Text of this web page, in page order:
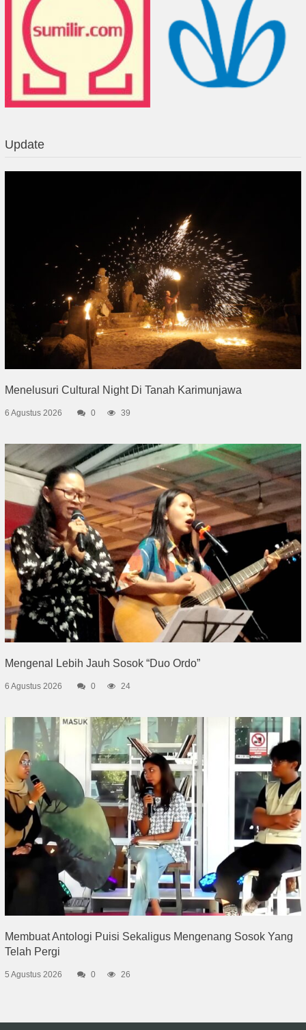
Update
Menelusuri Cultural Night Di Tanah Karimunjawa
6 Agustus 2026 0 39
Mengenal Lebih Jauh Sosok “Duo Ordo”
6 Agustus 2026 0 24
Membuat Antologi Puisi Sekaligus Mengenang Sosok Yang
Telah Pergi
5 Agustus 2026 0 26